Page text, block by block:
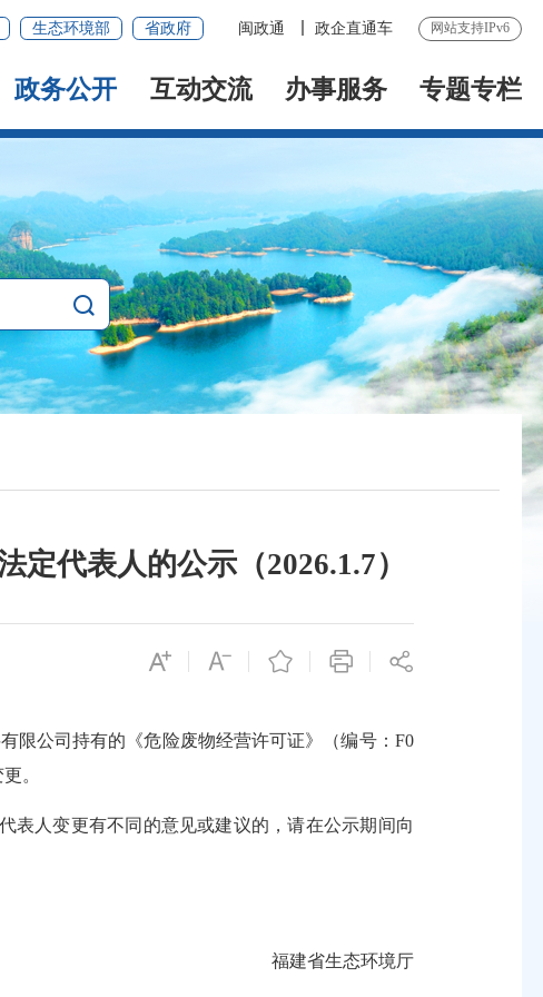
生态环境部 省政府 闽政通 政企直通车 网站支持IPv6
政务公开 互动交流 办事服务 专题专栏
代表人的公示（2026.1.7）
公司持有的《危险废物经营许可证》（编号：F0
。
人变更有不同的意见或建议的，请在公示期间向
福建省生态环境厅